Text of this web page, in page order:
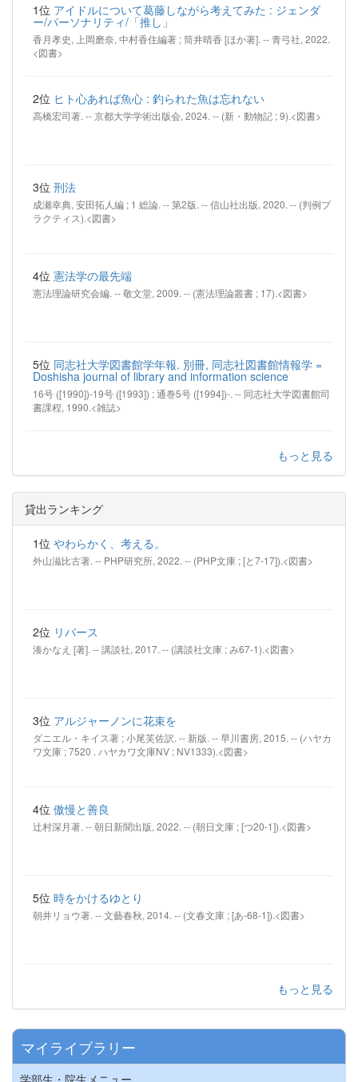
1位 アイドルについて葛藤しながら考えてみた : ジェンダ
ー/パーソナリティ/「推し」
香月孝史, 上岡磨奈, 中村香住編著 ; 筒井晴香 [ほか著]. -- 青弓社, 2022.
<図書>
2位 ヒト心あれば魚心 : 釣られた魚は忘れない
高橋宏司著. -- 京都大学学術出版会, 2024. -- (新・動物記 ; 9).<図書>
3位 刑法
成瀬幸典, 安田拓人編 ; 1 総論. -- 第2版. -- 信山社出版, 2020. -- (判例プ
ラクティス).<図書>
4位 憲法学の最先端
憲法理論研究会編. -- 敬文堂, 2009. -- (憲法理論叢書 ; 17).<図書>
5位 同志社大学図書館学年報. 別冊, 同志社図書館情報学 =
Doshisha journal of library and information science
16号 ([1990])-19号 ([1993]) ; 通巻5号 ([1994])-. -- 同志社大学図書館司
書課程, 1990.<雑誌>
もっと見る
貸出ランキング
1位 やわらかく、考える。
外山滋比古著. -- PHP研究所, 2022. -- (PHP文庫 ; [と7-17]).<図書>
2位 リバース
湊かなえ [著]. -- 講談社, 2017. -- (講談社文庫 ; み67-1).<図書>
3位 アルジャーノンに花束を
ダニエル・キイス著 ; 小尾芙佐訳. -- 新版. -- 早川書房, 2015. -- (ハヤカ
ワ文庫 ; 7520 . ハヤカワ文庫NV ; NV1333).<図書>
4位 傲慢と善良
辻村深月著. -- 朝日新聞出版, 2022. -- (朝日文庫 ; [つ20-1]).<図書>
5位 時をかけるゆとり
朝井リョウ著. -- 文藝春秋, 2014. -- (文春文庫 ; [あ-68-1]).<図書>
もっと見る
マイライブラリー
学部生・院生メニュー